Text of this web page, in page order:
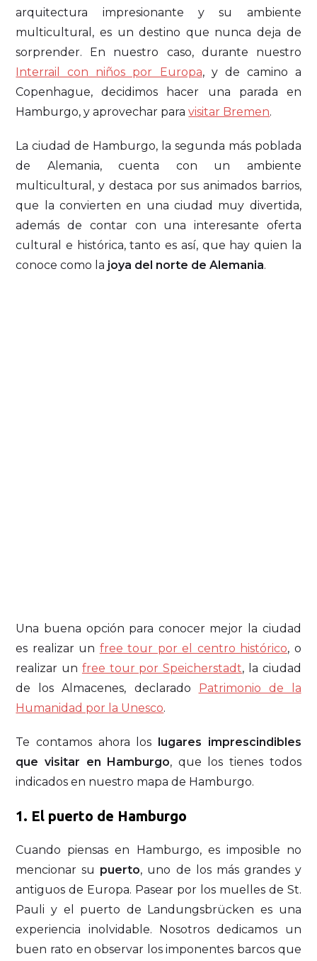
arquitectura impresionante y su ambiente
multicultural, es un destino que nunca deja de
sorprender. En nuestro caso, durante nuestro
Interrail con niños por Europa, y de camino a
Copenhague, decidimos hacer una parada en
Hamburgo, y aprovechar paravisitar Bremen.
La ciudad de Hamburgo, la segunda más poblada
de Alemania, cuenta con un ambiente
multicultural, y destaca por sus animados barrios,
que la convierten en una ciudad muy divertida,
además de contar con una interesante oferta
cultural e histórica, tanto es así, que hay quien la
conoce como la joya del norte de Alemania.
Una buena opción para conocer mejor la ciudad
es realizar un free tour por el centro histórico, o
realizar un free tour por Speicherstadt, la ciudad
de los Almacenes, declarado Patrimonio de la
Humanidad por la Unesco.
Te contamos ahora los lugares imprescindibles
que visitar en Hamburgo, que los tienes todos
indicados en nuestro mapa de Hamburgo.
1. El puerto de Hamburgo
Cuando piensas en Hamburgo, es imposible no
mencionar su puerto, uno de los más grandes y
antiguos de Europa. Pasear por los muelles de St.
Pauli y el puerto de Landungsbrücken es una
experiencia inolvidable. Nosotros dedicamos un
buen rato en observar los imponentes barcos que